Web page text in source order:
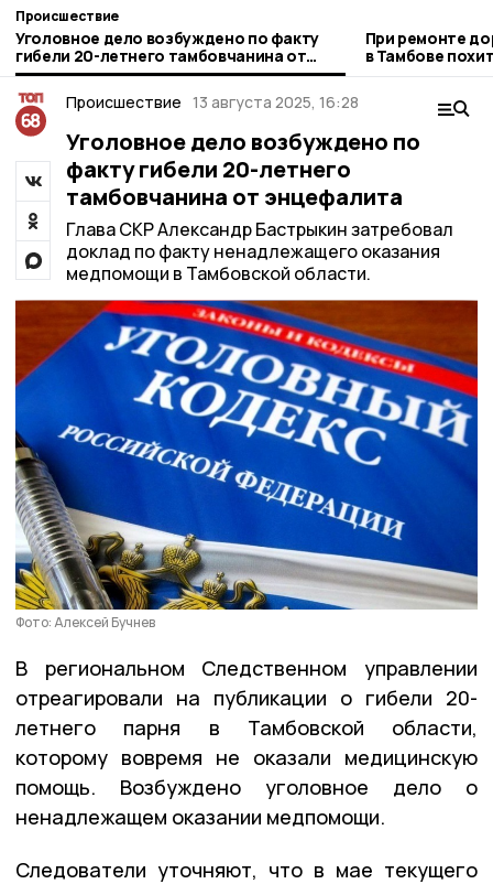
Происшествие
Уголовное дело возбуждено по факту
гибели 20-летнего тамбовчанина от
энцефалита
При ремонте
в Тамбове
Происшествие 13 августа 2025, 16:28
Уголовное дело возбуждено по
факту гибели 20-летнего
тамбовчанина от энцефалита
Глава СКР Александр Бастрыкин затребовал
доклад по факту ненадлежащего оказания
медпомощи в Тамбовской области.
Фото: Алексей Бучнев
В региональном Следственном управлении
отреагировали на публикации о гибели 20-
летнего парня в Тамбовской области,
которому вовремя не оказали медицинскую
помощь. Возбуждено уголовное дело о
ненадлежащем оказании медпомощи.
Следователи уточняют, что в мае текущего